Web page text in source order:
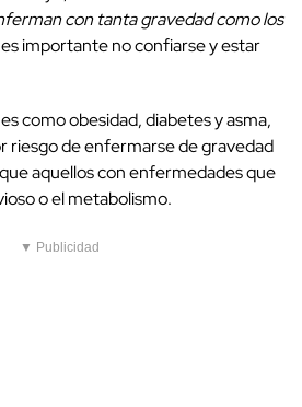
con tanta gravedad como los
importante no confiarse y estar
como obesidad, diabetes y asma,
riesgo de enfermarse de gravedad
aquellos con enfermedades que
o el metabolismo.
▼ Publicidad